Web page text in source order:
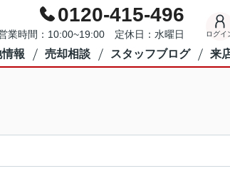
0120-415-496
業時間：10:00~19:00 定休日：水曜日 ログイ
報 売却相談 スタッフブログ 来